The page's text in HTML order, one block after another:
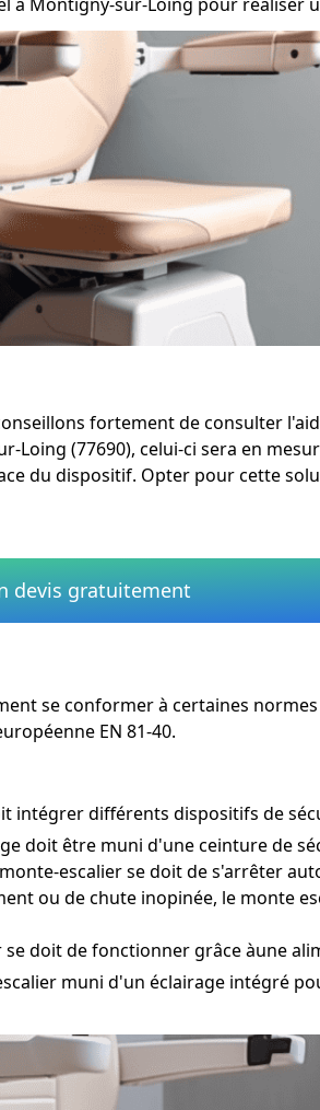
fortement de consulter
(77690), celui-ci sera en
du dispositif. Opter pour cette
devis gratuitement
se conformer à certaines
EN 81-40.
intégrer différents dispositifs de
doit être muni d'une ceinture de
escalier se doit de s'arrêter
ou de chute inopinée, le monte
doit de fonctionner grâce àune
muni d'un éclairage intégré